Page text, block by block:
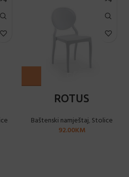
ROTUS
Baštenski namještaj, Stolice
92.00KM